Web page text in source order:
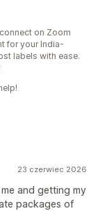
on Zoom
for your India-
labels with ease.
23 czerwiec 2026
and getting my
packages of